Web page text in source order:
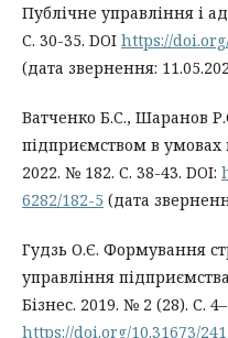
Публічне управління і
С. 30-35. DOI https://
(дата звернення:
Ватченко Б.С., Шаранов
підприємством в умовах
2022. № 182. С. 38-43. DOI:
6282/182-5 (дата
Гудзь О.Є. Формування
управління
Бізнес. 2019. № 2 (28). С.
https://doi.org/10.31673/